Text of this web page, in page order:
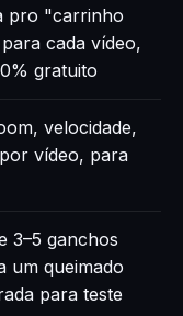
pro "carrinho
cada vídeo,
gratuito
velocidade,
vídeo, para
3–5 ganchos
um queimado
para teste